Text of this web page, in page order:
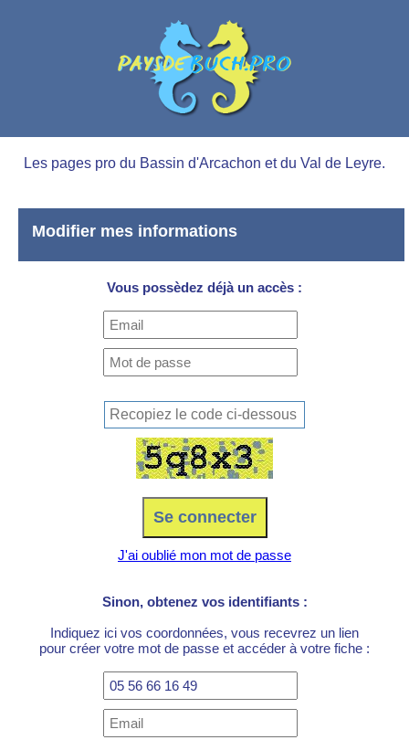
Les pages pro du Bassin d'Arcachon et du Val de Leyre.
Modifier mes informations
Vous possèdez déjà un accès :
J'ai oublié mon mot de passe
Sinon, obtenez vos identifiants :
Indiquez ici vos coordonnées, vous recevrez un lien
pour créer votre mot de passe et accéder à votre fiche :